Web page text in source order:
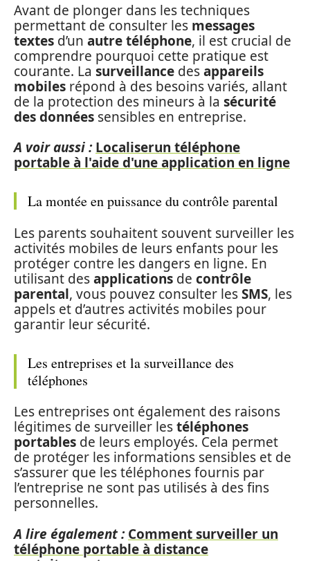
Avant de plonger dans les techniques
permettant de consulter les messages
textes d’un autre téléphone, il est crucial de
comprendre pourquoi cette pratique est
courante. La surveillance desappareils
mobiles répond à des besoins variés, allant
de la protection des mineurs à la sécurité
des données sensibles en entreprise.
A voir aussi : Localiserun téléphone
portable à l'aide d'une application en ligne
La montée en puissance du contrôle parental
Les parents souhaitent souvent surveiller les
activités mobiles de leurs enfants pour les
protéger contre les dangers en ligne. En
utilisant desapplications de contrôle
parental, vous pouvez consulter lesSMS, les
appels et d’autres activités mobiles pour
garantir leur sécurité.
Les entreprises et la surveillance des
téléphones
Les entreprises ont également des raisons
légitimes de surveiller lestéléphones
portables de leurs employés. Cela permet
de protéger les informations sensibles et de
s’assurer que les téléphones fournis par
l’entreprise ne sont pas utilisés à des fins
personnelles.
A lire également : Comment surveiller un
téléphone portable à distance